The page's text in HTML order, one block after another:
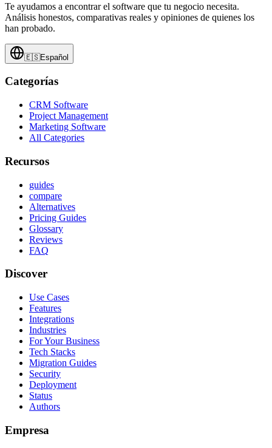
Te ayudamos a encontrar el software que tu negocio necesita.
Análisis honestos, comparativas reales y opiniones de quienes los
han probado.
🇪🇸Español
Categorías
CRM Software
Project Management
Marketing Software
All Categories
Recursos
guides
compare
Alternatives
Pricing Guides
Glossary
Reviews
FAQ
Discover
Use Cases
Features
Integrations
Industries
For Your Business
Tech Stacks
Migration Guides
Security
Deployment
Status
Authors
Empresa